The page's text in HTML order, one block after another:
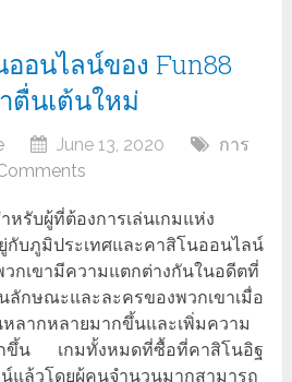
อนไลน์ของ Fun88
ตื่นเต้นใหม่
June 13, 2020
การ
หรับผู้ที่ต้องการเล่นเกมแห่ง
บภูมิประเทศและคาสิโนออนไลน์
กเขามีความแตกต่างกันในอดีตที่
ษณะและละครของพวกเขาเมื่อ
ลากหลายมากขึ้นและเพิ่มความ
กขึ้น เกมทั้งหมดที่ซื้อที่คาสิโนอิฐ
แล้วโดยผู้คนจำนวนมากสามารถ